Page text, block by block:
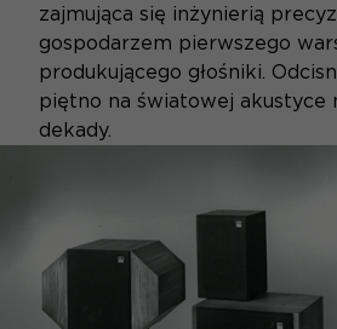
zajmująca się inżynierią
gospodarzem pierwszego
produkującego głośniki.
piętno na światowej akustyce
dekady.